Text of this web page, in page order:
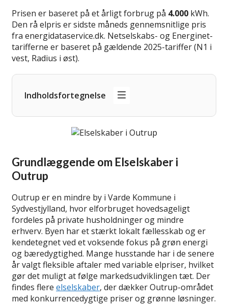
Prisen er baseret på et årligt forbrug på 4.000 kWh.
Den rå elpris er sidste måneds gennemsnitlige pris
fra energidataservice.dk. Netselskabs- og Energinet-
tarifferne er baseret på gældende 2025-tariffer (N1 i
vest, Radius i øst).
Indholdsfortegnelse
Grundlæggende om Elselskaber i
Outrup
Outrup er en mindre by i Varde Kommune i
Sydvestjylland, hvor elforbruget hovedsageligt
fordeles på private husholdninger og mindre
erhverv. Byen har et stærkt lokalt fællesskab og er
kendetegnet ved et voksende fokus på grøn energi
og bæredygtighed. Mange husstande har i de senere
år valgt fleksible aftaler med variable elpriser, hvilket
gør det muligt at følge markedsudviklingen tæt. Der
findes flere elselskaber, der dækker Outrup-området
med konkurrencedygtige priser og grønne løsninger.